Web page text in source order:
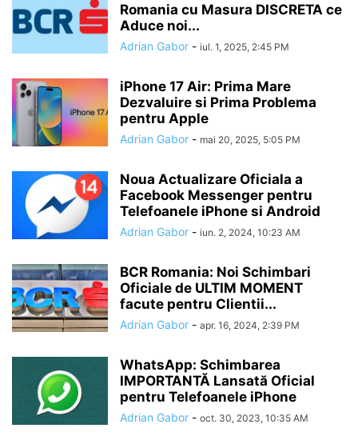
Romania cu Masura DISCRETA ce
Aduce noi...
Adrian Gabor - iul. 1, 2025, 2:45 PM
iPhone 17 Air: Prima Mare
Dezvaluire si Prima Problema
pentru Apple
Adrian Gabor - mai 20, 2025, 5:05 PM
Noua Actualizare Oficiala a
Facebook Messenger pentru
Telefoanele iPhone si Android
Adrian Gabor - iun. 2, 2024, 10:23 AM
BCR Romania: Noi Schimbari
Oficiale de ULTIM MOMENT
facute pentru Clientii...
Adrian Gabor - apr. 16, 2024, 2:39 PM
WhatsApp: Schimbarea
IMPORTANTĂ Lansată Oficial
pentru Telefoanele iPhone
Adrian Gabor - oct. 30, 2023, 10:35 AM